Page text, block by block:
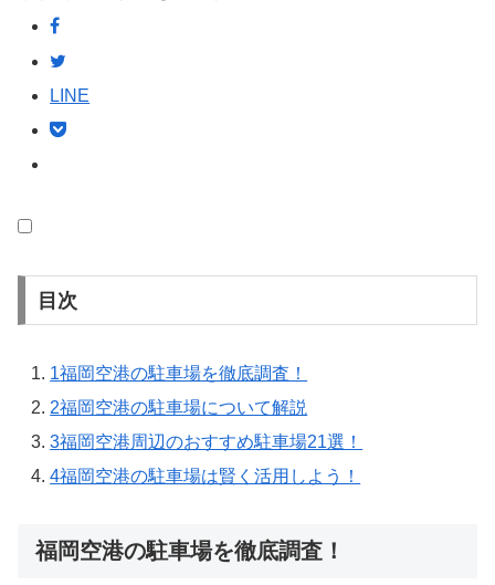
LINE
目次
1福岡空港の駐車場を徹底調査！
2福岡空港の駐車場について解説
3福岡空港周辺のおすすめ駐車場21選！
4福岡空港の駐車場は賢く活用しよう！
福岡空港の駐車場を徹底調査！